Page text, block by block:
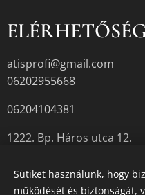
atisprofi@gmail.com
06202955668
06204104381
1222. Bp. Háros utca 12.
Sütiket használunk, hogy
működését és biztonságát,